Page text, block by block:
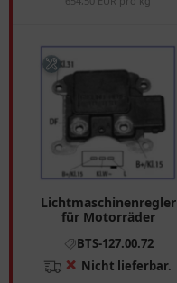
Lichtmaschinenregler
für Motorräder
BTS-127.00.72
❌ Nicht lieferbar.